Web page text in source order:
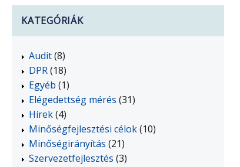
KATEGÓRIÁK
Audit(8)
DPR(18)
Egyéb (1)
Elégedettség mérés (31)
Hírek(4)
Minőségfejlesztési célok(10)
Minőségirányítás (21)
Szervezetfejlesztés (3)